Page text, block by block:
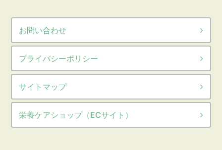
お問い合わせ
プライバシーポリシー
サイトマップ
栄養ケアショップ（ECサイト）